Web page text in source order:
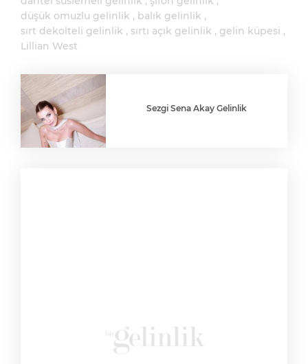
düşük omuzlu gelinlik
balık gelinlik
sırt dekolteli gelinlik
sırtı açık gelinlik
gelin küpesi
Lillian West
Sezgi Sena Akay Gelinlik